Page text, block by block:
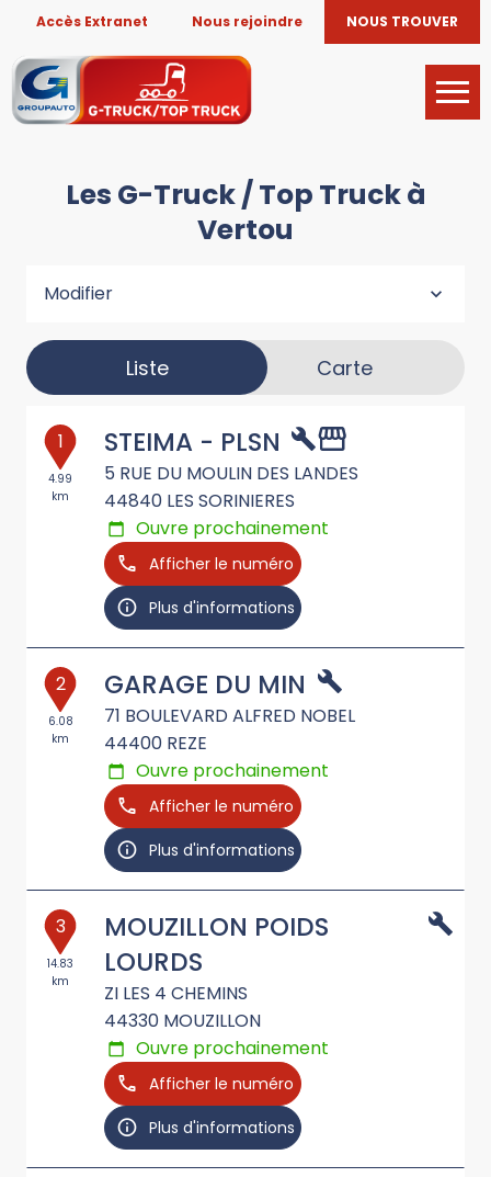
Accès Extranet Nous rejoindre NOUS TROUVER
Les G-Truck / Top Truck à
Vertou
Modifier
Liste Carte
1
4.99
km
STEIMA - PLSN
5 RUE DU MOULIN DES LANDES
44840 LES SORINIERES
Ouvre prochainement
Afficher le numéro
Plus d'informations
2
6.08
km
GARAGE DU MIN
71 BOULEVARD ALFRED NOBEL
44400 REZE
Ouvre prochainement
Afficher le numéro
Plus d'informations
3
14.83
km
MOUZILLON POIDS
LOURDS
ZI LES 4 CHEMINS
44330 MOUZILLON
Ouvre prochainement
Afficher le numéro
Plus d'informations